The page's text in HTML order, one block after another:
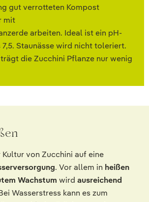
gut verrotteten Kompost
mit
arbeiten. Ideal ist ein pH-
Staunässe wird nicht toleriert.
die Zucchini Pflanze nur wenig
von Zucchini auf eine
. Vor allem in heißen
Wachstum wird ausreichend
Wasserstress kann es zum